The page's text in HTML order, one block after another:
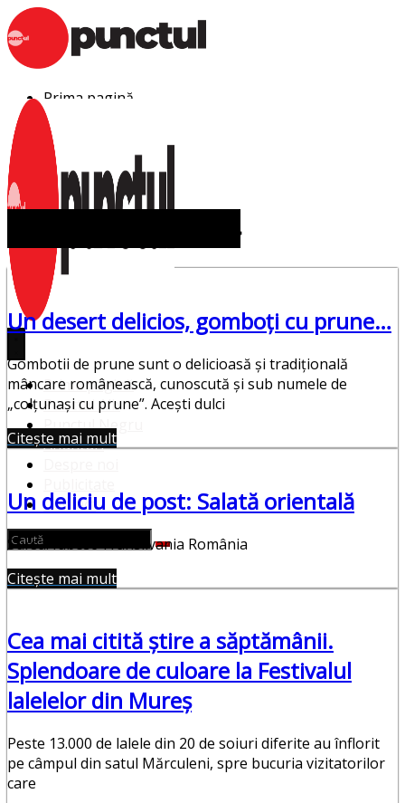
Sari
la
conținut
Prima pagină
Punctul Alb
Punctul Negru
Anunturi
Despre noi
Publicitate
Prima pagină
Punctul Alb
Punctul Negru
Anunturi
Contact
Un desert delicios, gomboți cu prune…
Gombotii de prune sunt o delicioasă și tradițională
mâncare românească, cunoscută și sub numele de
„colțunași cu prune”. Acești dulci
Citește mai mult
Un deliciu de post: Salată orientală
Sursa: Iubesc Transilvania România
Citește mai mult
Cea mai citită știre a săptămânii.
Splendoare de culoare la Festivalul
lalelelor din Mureş
Peste 13.000 de lalele din 20 de soiuri diferite au înflorit
pe câmpul din satul Mărculeni, spre bucuria vizitatorilor
care